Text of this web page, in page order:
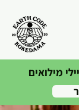
מילואים